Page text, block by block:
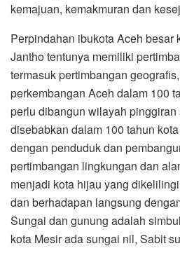
kemajuan, kemakmuran dan
Perpindahan ibukota Aceh besar
Jantho tentunya memiliki
termasuk pertimbangan
perkembangan Aceh dalam 100
perlu dibangun wilayah pinggiran
disebabkan dalam 100 tahun
dengan penduduk dan
pertimbangan lingkungan dan
menjadi kota hijau yang
dan berhadapan langsung
Sungai dan gunung adalah
kota Mesir ada sungai nil, Sabit